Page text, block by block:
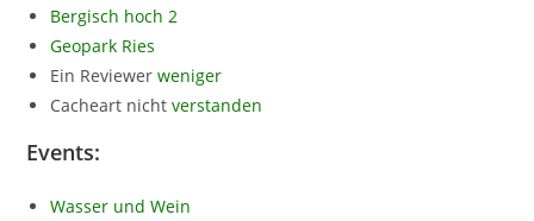
Bergisch hoch 2
Geopark Ries
Ein Reviewerweniger
Cacheart nichtverstanden
Events:
Wasser und Wein